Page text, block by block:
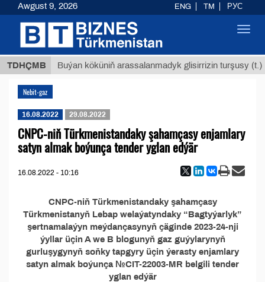
TDHÇMB
ТМТ Buýan köküniň arassalanmadyk glisirrizin turşusy (t.)
Nebit-gaz
16.08.2022 29.08.2022
CNPC-niň Türkmenistandaky şahamçasy enjamlary
satyn almak boýunça tender yglan edýär
16.08.2022 - 10:16
CNPC-niň Türkmenistandaky şahamçasy
Türkmenistanyň Lebap welaýatyndaky “Bagtyýarlyk”
şertnamalaýyn meýdançasynyň çäginde 2023-24-nji
ýyllar üçin A we B blogunyň gaz guýylarynyň
gurluşygynyň soňky tapgyry üçin ýerasty enjamlary
satyn almak boýunça №CIT-22003-MR belgili tender
yglan edýär
Awgust 9, 2026 ENG TM РУС